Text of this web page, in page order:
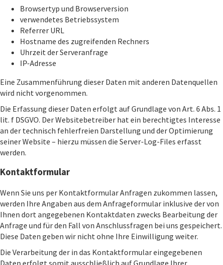
Browsertyp und Browserversion
verwendetes Betriebssystem
Referrer URL
Hostname des zugreifenden Rechners
Uhrzeit der Serveranfrage
IP-Adresse
Eine Zusammenführung dieser Daten mit anderen Datenquellen
wird nicht vorgenommen.
Die Erfassung dieser Daten erfolgt auf Grundlage von Art. 6 Abs. 1
lit. f DSGVO. Der Websitebetreiber hat ein berechtigtes Interesse
an der technisch fehlerfreien Darstellung und der Optimierung
seiner Website – hierzu müssen die Server-Log-Files erfasst
werden.
Kontaktformular
Wenn Sie uns per Kontaktformular Anfragen zukommen lassen,
werden Ihre Angaben aus dem Anfrageformular inklusive der von
Ihnen dort angegebenen Kontaktdaten zwecks Bearbeitung der
Anfrage und für den Fall von Anschlussfragen bei uns gespeichert.
Diese Daten geben wir nicht ohne Ihre Einwilligung weiter.
Die Verarbeitung der in das Kontaktformular eingegebenen